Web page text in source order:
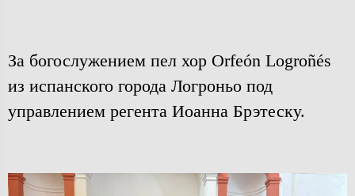
За богослужением пел хор Orfeón Logroñés
из испанского города Логроньо под
управлением регента Иоанна Брэтеску.